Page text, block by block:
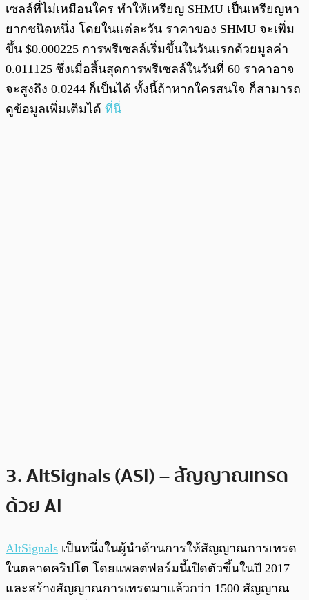
เซลล์ที่ไม่เหมือนใคร ทำให้เหรียญ SHMU เป็นเหรียญหา
ยากชนิดหนึ่ง โดยในแต่ละวัน ราคาของ SHMU จะเพิ่ม
ขึ้น $0.000225 การพรีเซลล์เริ่มขึ้นในวันแรกด้วยมูลค่า
0.011125 ซึ่งเมื่อสิ้นสุดการพรีเซลล์ในวันที่ 60 ราคาอาจ
จะสูงถึง 0.0244 ก็เป็นได้ ทั้งนี้ถ้าหากใครสนใจ ก็สามารถ
ดูข้อมูลเพิ่มเติมได้ ที่นี่
3. AltSignals (ASI) – สัญญาณเทรด
ด้วย AI
AltSignals เป็นหนึ่งในผู้นำด้านการให้สัญญาณการเทรด
ในตลาดคริปโต โดยแพลตฟอร์มนี้เปิดตัวขึ้นในปี 2017
และสร้างสัญญาณการเทรดมาแล้วกว่า 1500 สัญญาณ